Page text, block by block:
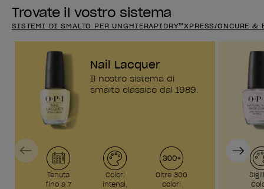
Trovate il vostro sistema
SISTEMI DI SMALTO PER UNGHIERAPIDRY™XPRESS/ONCURE &
Nail Lacquer
Il nostro sistema di
smalto classico dal 1989.
Tenuta
fino a 7
Colori
intensi,
Oltre 300
colori
Previous Next